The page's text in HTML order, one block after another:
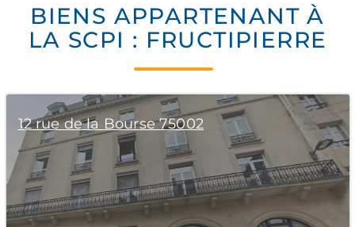
BIENS APPARTENANT À
LA SCPI : FRUCTIPIERRE
12 rue de la Bourse 75002